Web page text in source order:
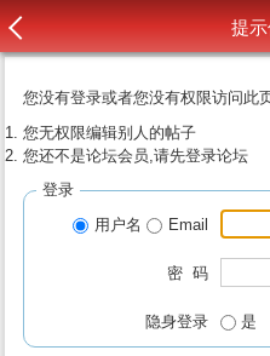
提
您没有登录或者您没有权限访问此
您无权限编辑别人的帖子
您还不是论坛会员,请先登录论坛
登录
用户名
Email
密 码
隐身登录 是